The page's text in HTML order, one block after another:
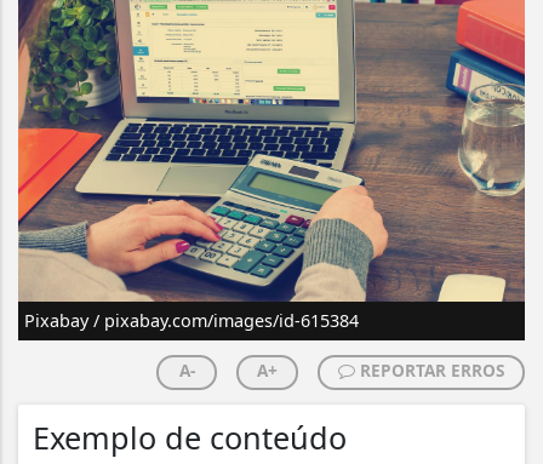
Pixabay / pixabay.com/images/id-615384
A- A+ REPORTAR ERROS
Exemplo de conteúdo